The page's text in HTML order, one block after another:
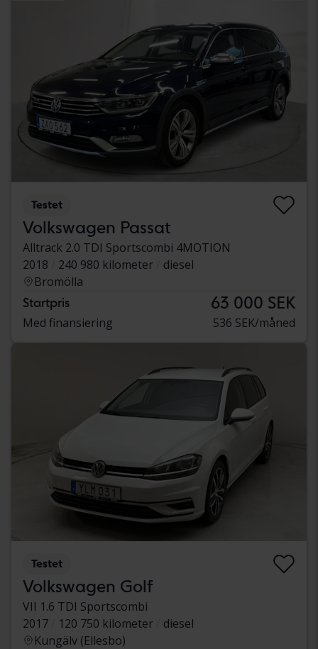
Testet
Volkswagen Passat
Alltrack 2.0 TDI Sportscombi 4MOTION
2018
240 980 kilometer
diesel
Bromölla
Startpris 63 000 SEK
Med finansiering 536 SEK/måned
Testet
Volkswagen Golf
VII 1.6 TDI Sportscombi
2017
120 750 kilometer
diesel
Kungälv (Ellesbo)